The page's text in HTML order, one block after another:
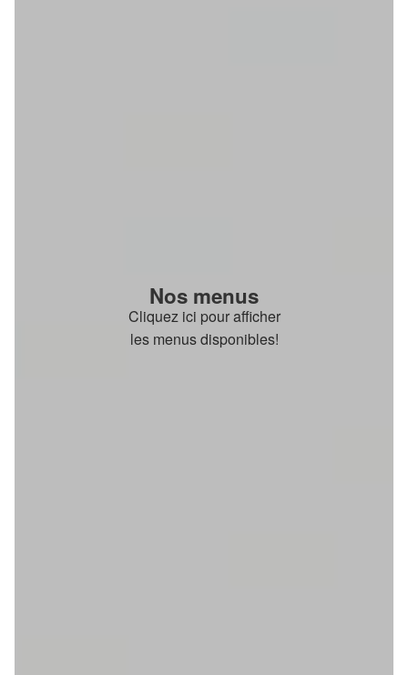
Nos menus
Cliquez ici pour afficher
les menus disponibles!